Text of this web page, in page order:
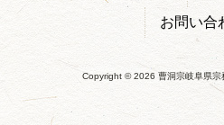
お問い合
Copyright © 2026 曹洞宗岐阜県宗